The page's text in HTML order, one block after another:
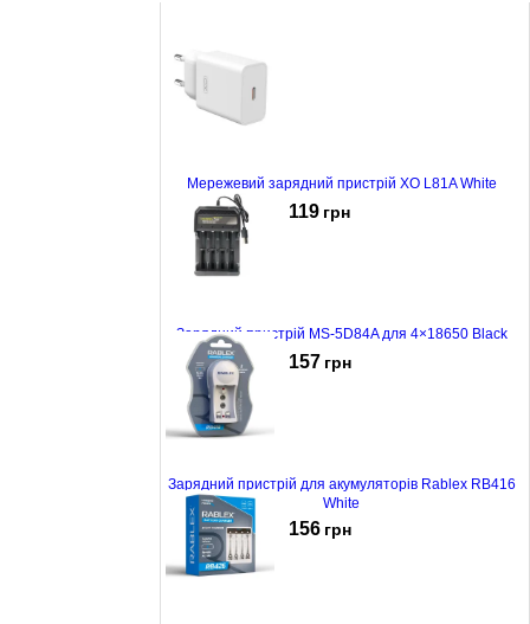
Мережевий зарядний пристрій XO L81A White
119 грн
Зарядний пристрій MS-5D84A для 4×18650 Black
157 грн
Зарядний пристрій для акумуляторів Rablex RB416
White
156 грн